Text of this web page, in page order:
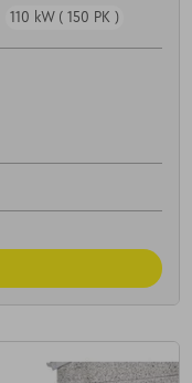
110 kW ( 150 PK )